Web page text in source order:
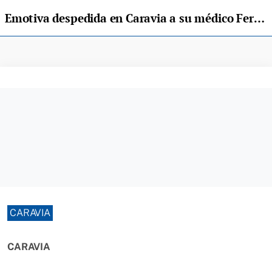
Emotiva despedida en Caravia a su médico Fernando Lorenzo
CARAVIA
CARAVIA